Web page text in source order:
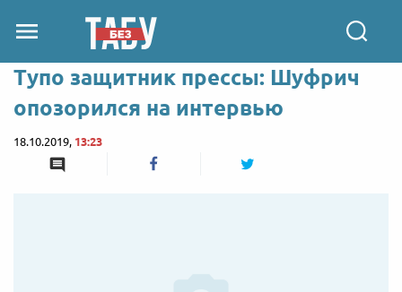
Тупо защитник прессы: Шуфрич
опозорился на интервью
18.10.2019, 13:23